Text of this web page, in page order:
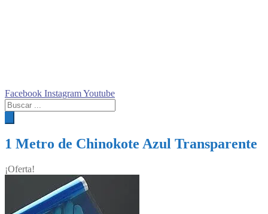
Facebook InstagramYoutube
Búsqueda
de
productos
1 Metro de Chinokote Azul Transparente
¡Oferta!